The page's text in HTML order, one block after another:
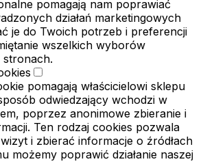
pomagają nam poprawiać
działań marketingowych
je do Twoich potrzeb i preferencji
wszelkich wyborów
pomagają właścicielowi sklepu
odwiedzający wchodzi w
poprzez anonimowe zbieranie i
Ten rodzaj cookies pozwala
i zbierać informacje o źródłach
możemy poprawić działanie naszej